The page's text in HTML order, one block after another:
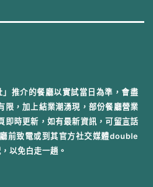
」推介的餐廳以實試當日為準，會盡
限，加上結業潮湧現，部份餐廳營業
即時更新，如有最新資訊，可留言話
前致電或到其官方社交媒體double
以免白走一趟。